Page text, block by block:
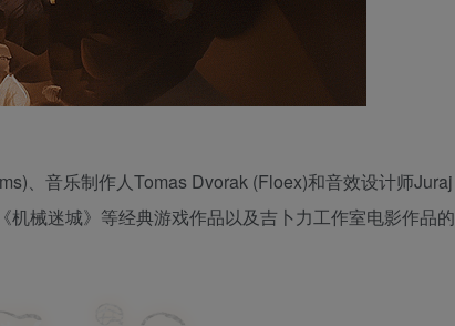
、音乐制作人Tomas Dvorak (Floex)和音效设计师Juraj
械迷城》等经典游戏作品以及吉卜力工作室电影作品的